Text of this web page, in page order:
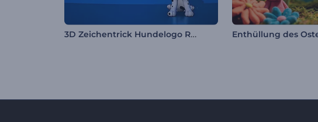
3D Zeichentrick Hundelogo Reveal